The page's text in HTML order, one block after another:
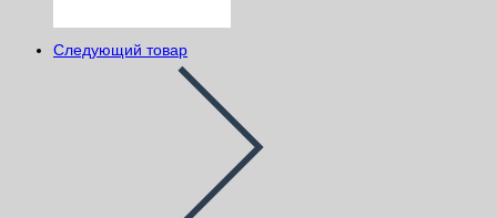
Следующий товар